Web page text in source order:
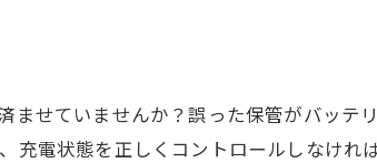
ませていませんか？誤った保管がバッ
充電状態を正しくコントロールしなけ